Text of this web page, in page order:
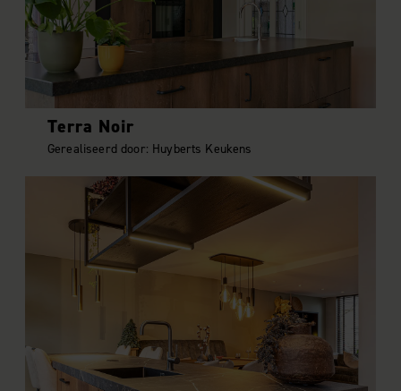
Terra Noir
Gerealiseerd door: Huyberts Keukens